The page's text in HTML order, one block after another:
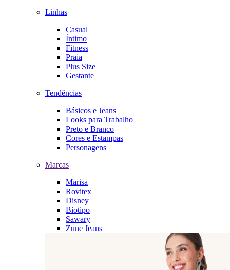
Linhas
Casual
Íntimo
Fitness
Praia
Plus Size
Gestante
Tendências
Básicos e Jeans
Looks para Trabalho
Preto e Branco
Cores e Estampas
Personagens
Marcas
Marisa
Rovitex
Disney
Biotipo
Sawary
Zune Jeans